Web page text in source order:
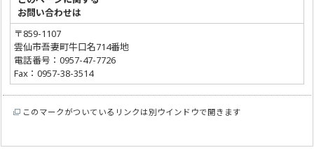
お問い合わせは
〒859-1107
雲仙市吾妻町牛口名714番地
電話番号：0957-47-7726
Fax：0957-38-3514
このマークがついているリンクは別ウインドウで開きます